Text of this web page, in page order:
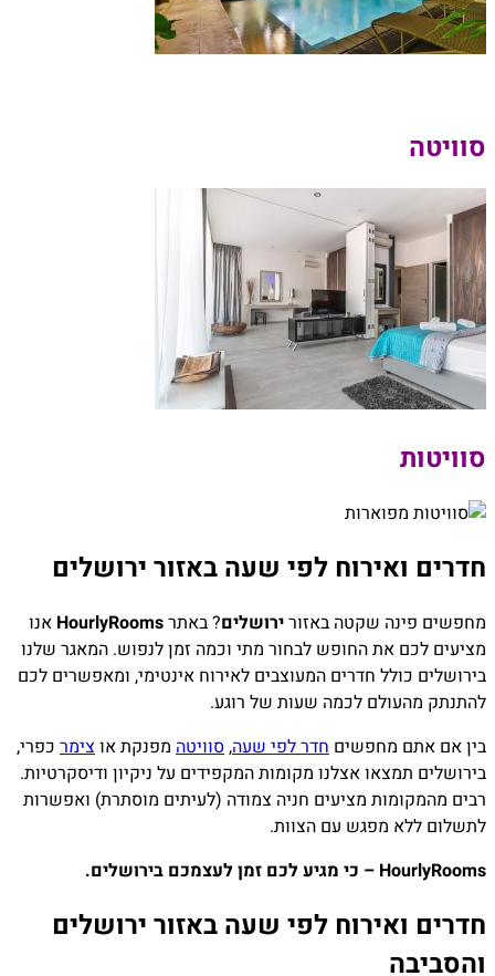
סוויטה
סוויטות
חדרים ואירוח לפי שעה באזור ירושלים
מחפשים פינה שקטה באזורירושלים? באתרHourlyRooms אנו
מציעים לכם את החופש לבחור מתי וכמה זמן לנפוש. המאגר שלנו
בירושלים כולל חדרים המעוצבים לאירוח אינטימי, ומאפשרים לכם
להתנתק מהעולם לכמה שעות של רוגע.
בין אם אתם מחפשים חדר לפי שעה,סוויטה מפנקת אוצימר כפרי,
בירושלים תמצאו אצלנו מקומות המקפידים על ניקיון ודיסקרטיות.
רבים מהמקומות מציעים חניה צמודה (לעיתים מוסתרת) ואפשרות
לתשלום ללא מפגש עם הצוות.
HourlyRooms – כי מגיע לכם זמן לעצמכם בירושלים.
חדרים ואירוח לפי שעה באזור ירושלים
והסביבה